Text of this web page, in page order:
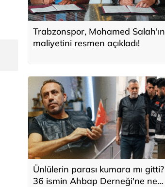
Trabzonspor, Mohamed Salah'ın
maliyetini resmen açıkladı!
Ünlülerin parası kumara mı gitti?
36 ismin Ahbap Derneği'ne ne